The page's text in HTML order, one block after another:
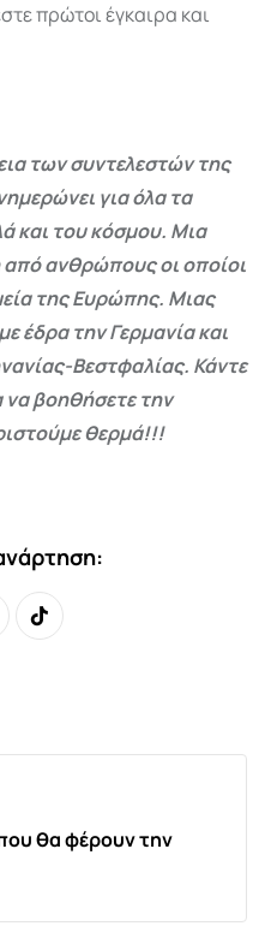
πρώτοι έγκαιρα και
των συντελεστών της
για όλα τα
και του κόσμου. Μια
από ανθρώπους οι οποίοι
της Ευρώπης. Μιας
έδρα την Γερμανία και
Βεστφαλίας. Κάντε
να βοηθήσετε την
θερμά!!!
Tiktok
θα φέρουν την